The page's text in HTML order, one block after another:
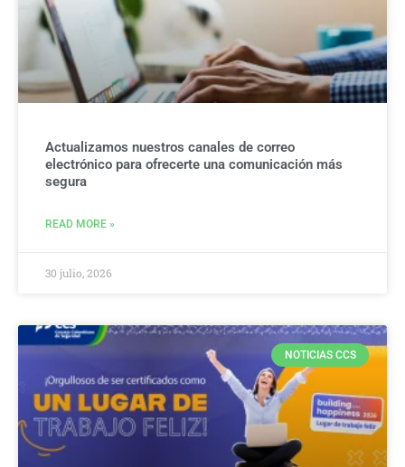
Actualizamos nuestros canales de correo
electrónico para ofrecerte una comunicación más
segura
READ MORE »
30 julio, 2026
NOTICIAS CCS